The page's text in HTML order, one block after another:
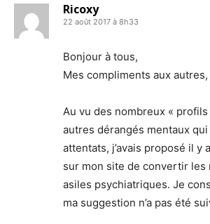
Ricoxy
22 août 2017 à 8h33
Bonjour à tous,
Mes compliments aux autres,
Au vu des nombreux «
autres dérangés mentaux
attentats, j’avais proposé il y
sur mon site de convertir les
asiles psychiatriques. Je
ma suggestion n’a pas été